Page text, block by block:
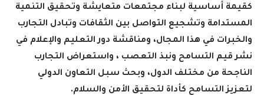
كقيمة أساسية لبناء مجتمعات متعايشة وتحقيق التنمية
المستدامة وتشجيع التواصل بين الثقافات وتبادل التجارب
والخبرات في هذا المجال، ومناقشة دور التعليم والإعلام في
نشر قيم التسامح ونبذ التعصب ، واستعراض التجارب
الناجحة من مختلف الدول، وبحث سبل التعاون الدولي
لتعزيز التسامح كأداة لتحقيق الأمن والسلام.